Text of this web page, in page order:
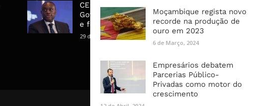
Moçambique regista novo
recorde na produção de
ouro em 2023
6 de Março, 2024
Empresários debatem
Parcerias Público-
Privadas como motor do
crescimento
CEO do Standard Bank pede ao
Governo que “saia do caminho”
e facilite os negócios
29 de Janeiro, 2025